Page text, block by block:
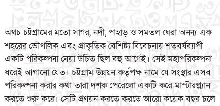
অথচ চট্টগ্রামের মতো সাগর, নদী, পাহাড় ও সমতল ঘেরা অনন্য এক
শহরের ভৌগলিক এবং প্রাকৃতিক বৈশিষ্ট্য বিবেচনায় শতবর্ষব্যাপী
একটি পরিকল্পনা নেয়া উচিত ছিল বহু আগেই। সেই মহাপরিকল্পনা
ধরেই আগানো যেত। চট্টগ্রাম উন্নয়ন কর্তৃপক্ষ নামে যে সংস্থার এসব
পরিকল্পনা করার কথা তারা দশক পেরেলো একটি করে মাস্টারপ্ল্যান
করতে শুরু করে। সেটি প্রণয়ন করতে করতে আরো কয়েক বছর চলে